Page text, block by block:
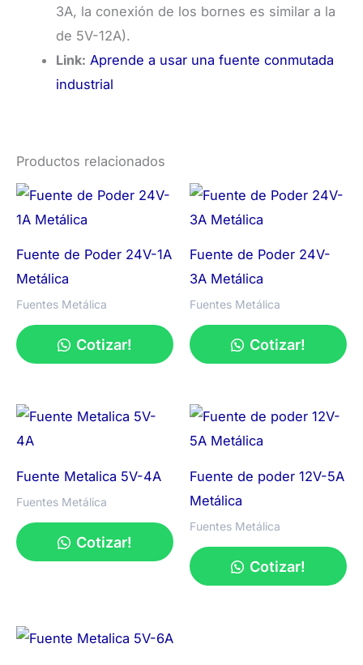
3A, la conexión de los bornes es similar a la
de 5V-12A).
Link: Aprende a usar una fuente conmutada
industrial
Productos relacionados
Fuente de Poder 24V-1A
Metálica
Fuentes Metálica
Cotizar!
Fuente de Poder 24V-
3A Metálica
Fuentes Metálica
Cotizar!
Fuente Metalica 5V-4A
Fuentes Metálica
Cotizar!
Fuente de poder 12V-5A
Metálica
Fuentes Metálica
Cotizar!